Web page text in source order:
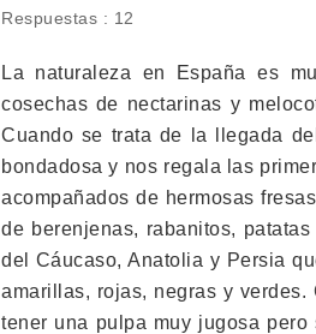
Respuestas : 12
La naturaleza en España es
cosechas de nectarinas y
Cuando se trata de la llegada
bondadosa y nos regala las
acompañados de hermosas
de berenjenas, rabanitos,
del Cáucaso, Anatolia y Persia
amarillas, rojas, negras y
tener una pulpa muy jugosa